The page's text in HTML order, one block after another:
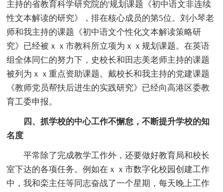
主持的省教育科学研究院的'规划课题《初中语文非连续
性文本解读的研究》，排在核心成员的第5位。刘小琴老
师和我主持的课题《初中语文个性化文本解读策略研
究》已经被ｘｘ市教科所立项为ｘｘ规划课题。在英语
组全体同仁的努力下，史校长和田志美老师主持的课题
被列为ｘｘ重点资助课题。戴校长和我主持的党建课题
《教师党员帮扶后进生的实践研究》已经向高港区委教
育工委申报。
四、抓学校的中心工作不懈怠，不断提升学校的知
名度
平常除了完成教学工作外，还要做好教育局和校长
室下达的各项任务。例如在ｘｘ市数字化校园创建工作
中，我和栾主任等同志奋战了一个星期，每天晚上工作